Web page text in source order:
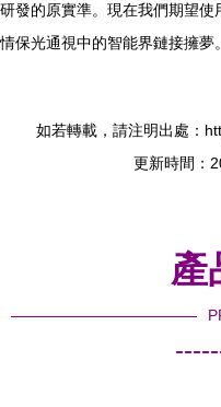
研發的原實準。現在我們期望
情保光通視中的智能界鏈接擁夢。
如若轉載，請注明出處：
更新時間：
產